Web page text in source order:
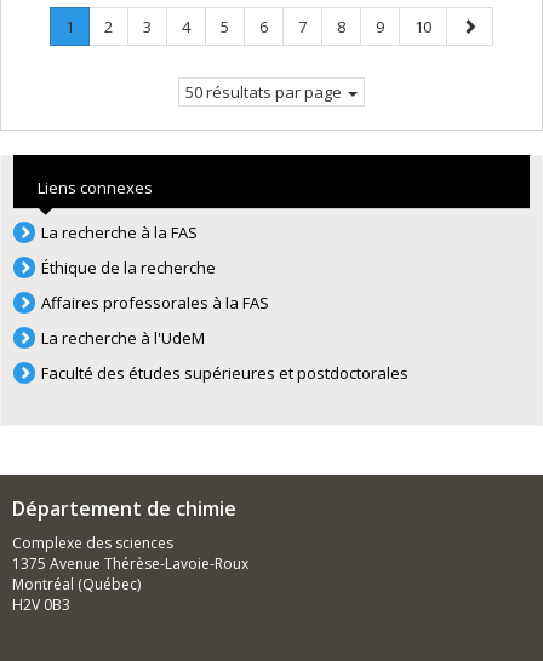
Page
1
Page
Page
2 Page
3 Page
4 Page
5 Page
6 Page
7 Page
8 Page
9 Page
10
Page
suivante
50 résultats par page
Liens connexes
La recherche à la FAS
Éthique de la recherche
Affaires professorales à la FAS
La recherche à l'UdeM
Faculté des études supérieures et postdoctorales
Département de chimie
Complexe des sciences
1375 Avenue Thérèse-Lavoie-Roux
Montréal (Québec)
H2V 0B3